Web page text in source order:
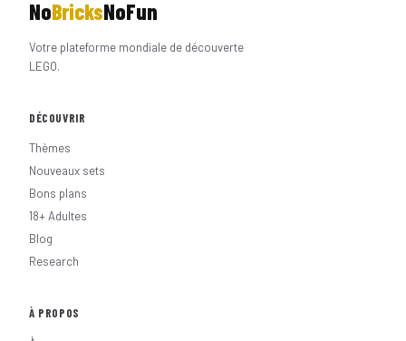
NoBricksNoFun
Votre plateforme mondiale de découverte
LEGO.
DÉCOUVRIR
Thèmes
Nouveaux sets
Bons plans
18+ Adultes
Blog
Research
À PROPOS